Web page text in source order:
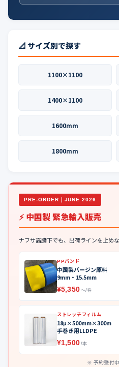
📐 サイズ別で探す
1100×1100
1400×1100
1600mm
1800mm
PRE-ORDER｜JUNE 2026
⚡ 中国製 緊急輸入販売
ナフサ高騰下でも、出荷ラインを止め
PPバンド
中国製バージン原料
9mm・15.5mm
¥5,350 〜/巻
ストレッチフィルム
18μ×500mm×300m
手巻き用LLDPE
¥1,500 /本
予約受付